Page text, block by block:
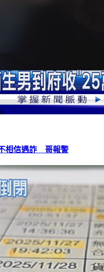
相信遇詐 哥報警